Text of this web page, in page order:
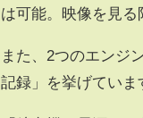
は可能。映像を見る
また、2つのエンジ
記録」を挙げていま